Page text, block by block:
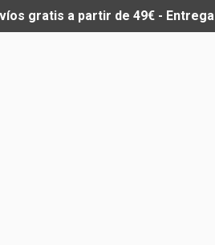
gratis a partir de 49€ -